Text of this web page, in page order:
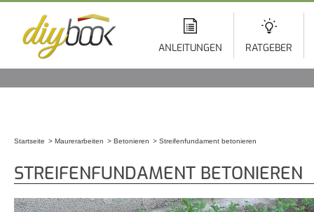
ANLEITUNGEN RATGEBER
Startseite Maurerarbeiten Betonieren Streifenfundament betonieren
STREIFENFUNDAMENT BETONIEREN